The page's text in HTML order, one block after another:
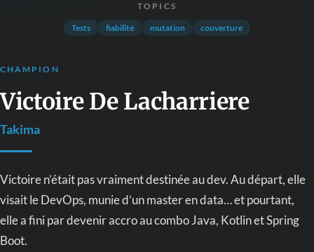
TOPICS
Tests fiabilité mutation couverture
CHAMPION
Victoire De Lacharriere
Takima
Victoire n’était pas vraiment destinée au dev. Au départ, elle
visait le DevOps, munie d’un master en data… et pourtant,
elle a fini par devenir accro au combo Java, Kotlin et Spring
Boot.